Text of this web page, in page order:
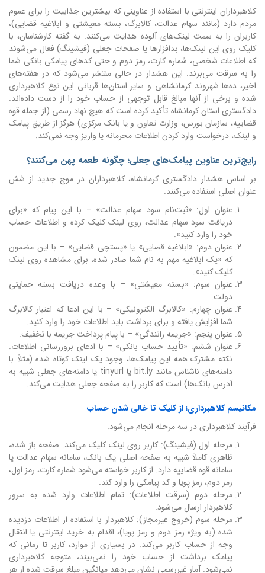
کلاهبرداران اینترنتی با استفاده از عناوینی که بیشترین جذابیت را برای عموم
مردم دارد (مانند سهام عدالت، کالابرگ، بسته معیشتی و ابلاغیه قضایی)،
کاربران را به سمت لینک‌های آلوده هدایت می‌کنند. به گفته کارشناسان، با
کلیک روی این لینک‌ها، بدافزارها یا صفحات جعلی (فیشینگ) فعال می‌شوند
که اطلاعات شخصی، شماره کارت، رمز دوم و حتی کدهای پیامکی بانکی شما
را به سرقت می‌برند. این هشدار در حالی منتشر می‌شود که در هفته‌های
اخیر، ده‌ها شهروند کرمانشاهی و سایر استان‌ها قربانی این نوع کلاهبرداری
شده و برخی از آنها مبالغ قابل توجهی از حساب خود را از دست داده‌اند.
دادگستری استان کرمانشاه تأکید کرده است که هیچ نهاد رسمی (از جمله قوه
قضاییه، سازمان بورس، وزارت تعاون و یا بانک مرکزی) هرگز از طریق پیامک
و لینک، درخواست وارد کردن اطلاعات محرمانه یا واریز وجه نمی‌کند.
رایج‌ترین عناوین پیامک‌های جعلی؛ چگونه طعمه پهن می‌کنند؟
بر اساس هشدار دادگستری کرمانشاه، کلاهبرداران در موج جدید از شش
عنوان اصلی استفاده می‌کنند.
عنوان اول: «ثبت‌نام سود سهام عدالت» – با این پیام که «برای
دریافت سود سهام عدالت، روی لینک کلیک کرده و اطلاعات حساب
خود را وارد کنید».
عنوان دوم: «ابلاغیه قضایی» یا «پستچی قضایی» – با این مضمون
که «یک ابلاغیه مهم به نام شما صادر شده، برای مشاهده روی لینک
کلیک کنید».
عنوان سوم: «بسته معیشتی» – با وعده دریافت بسته حمایتی
دولت.
عنوان چهارم: «کالابرگ الکترونیکی» – با این ادعا که اعتبار کالابرگ
شما افزایش یافته و برای برداشت باید اطلاعات خود را وارد کنید.
عنوان پنجم: «جریمه رانندگی» – با پیام پرداخت جریمه با تخفیف.
عنوان ششم: «تأیید حساب بانکی» – با ادعای بروزرسانی اطلاعات.
نکته مشترک همه این پیامک‌ها، وجود یک لینک کوتاه شده (مثلاً با
دامنه‌های ناشناس مانند bit.ly یا tinyurl یا دامنه‌های جعلی شبیه به
آدرس بانک‌ها) است که کاربر را به صفحه جعلی هدایت می‌کند.
مکانیسم کلاهبرداری؛ از کلیک تا خالی شدن حساب
فرآیند کلاهبرداری در سه مرحله انجام می‌شود.
مرحله اول (فیشینگ): کاربر روی لینک کلیک می‌کند. صفحه باز شده،
ظاهری کاملاً شبیه به صفحه اصلی یک بانک، سامانه سهام عدالت یا
سامانه قوه قضاییه دارد. از کاربر خواسته می‌شود شماره کارت، رمز اول،
رمز دوم، رمز پویا و کد پیامکی را وارد کند.
مرحله دوم (سرقت اطلاعات): تمام اطلاعات وارد شده به سرور
کلاهبردار ارسال می‌شود.
مرحله سوم (خروج غیرمجاز): کلاهبردار با استفاده از اطلاعات دزدیده
شده (به ویژه رمز دوم و رمز پویا)، اقدام به خرید اینترنتی یا انتقال
وجه از حساب کاربر می‌کند. در بسیاری از موارد، کاربر تا زمانی که
پیامک برداشت از حساب خود را نمی‌بیند، متوجه کلاهبرداری
نمی‌شود. آمار غیررسمی نشان می‌دهد میانگین مبلغ سرقت شده از هر